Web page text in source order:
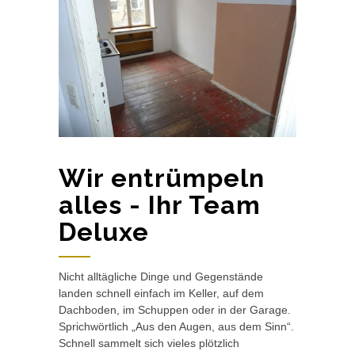
Wir entrümpeln
alles - Ihr Team
Deluxe
Nicht alltägliche Dinge und Gegenstände
landen schnell einfach im Keller, auf dem
Dachboden, im Schuppen oder in der Garage.
Sprichwörtlich „Aus den Augen, aus dem Sinn“.
Schnell sammelt sich vieles plötzlich